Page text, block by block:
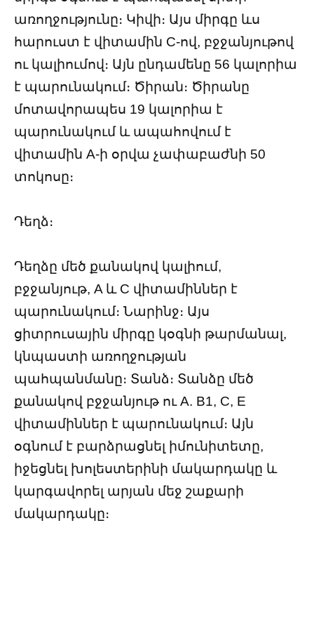
առողջությունը։ Կիվի։ Այս միրգը ևս
հարուստ է վիտամին C-ով, բջջանյութով
ու կալիումով։ Այն ընդամենը 56 կալորիա
է պարունակում։ Ծիրան։ Ծիրանը
մոտավորապես 19 կալորիա է
պարունակում և ապահովում է
վիտամին A-ի օրվա չափաբաժնի 50
տոկոսը։
Դեղձ։
Դեղձը մեծ քանակով կալիում,
բջջանյութ, A և C վիտամիններ է
պարունակում։ Նարինջ։ Այս
ցիտրուսային միրգը կօգնի թարմանալ,
կնպաստի առողջության
պահպանմանը։ Տանձ։ Տանձը մեծ
քանակով բջջանյութ ու A. B1, C, E
վիտամիններ է պարունակում։ Այն
օգնում է բարձրացնել իմունիտետը,
իջեցնել խոլեստերինի մակարդակը և
կարգավորել արյան մեջ շաքարի
մակարդակը։